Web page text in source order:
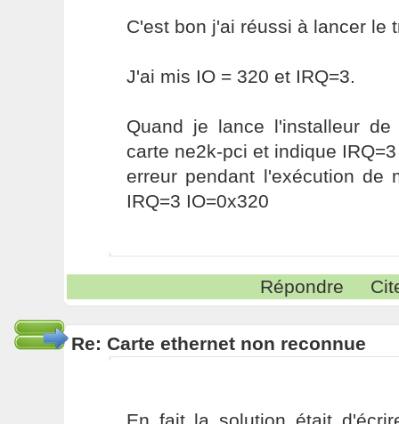
C'est bon j'ai réussi à lancer le
J'ai mis IO = 320 et IRQ=3.
Quand je lance l'installeur
carte ne2k-pci et indique
erreur pendant l'exécution de
IRQ=3 IO=0x320
Répondre
Re: Carte ethernet non reconnue